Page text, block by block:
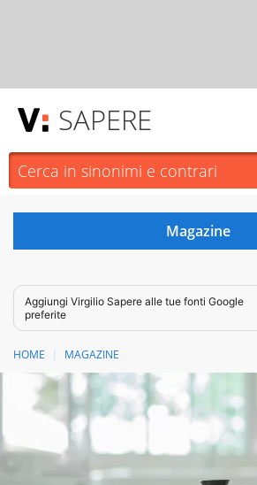
SAPERE
Aggiungi Virgilio Sapere alle tue fonti Google
preferite
HOME MAGAZINE